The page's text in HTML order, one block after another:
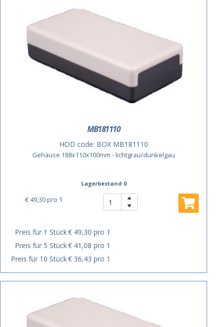
MB181110
HOD code: BOX MB181110
Gehäuse 188x110x100mm - lichtgrau/dunkelgau
Lagerbestand 0
€ 49,30pro 1
Preis für 1 Stück€ 49,30 pro 1
Preis für 5 Stück€ 41,08 pro 1
Preis für 10 Stück€ 36,43 pro 1